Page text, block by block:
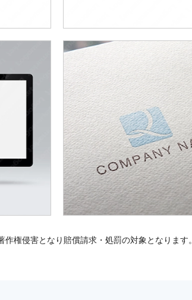
権侵害となり賠償請求・処罰の対象となります。